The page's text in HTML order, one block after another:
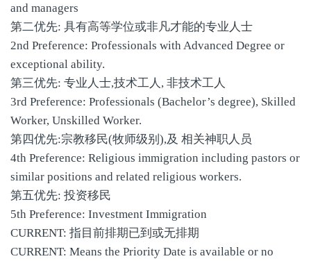
and managers
第二优先: 具有高等学位或非凡才能的专业人士
2nd Preference: Professionals with Advanced Degree or
exceptional ability.
第三优先: 专业人士,技术工人, 非技术工人
3rd Preference: Professionals (Bachelor’s degree), Skilled
Worker, Unskilled Worker.
第四优先:宗教移民(牧师级别),及 相关神职人员
4th Preference: Religious immigration including pastors or
similar positions and related religious workers.
第五优先: 投资移民
5th Preference: Investment Immigration
CURRENT: 指目前排期已到或无排期
CURRENT: Means the Priority Date is available or no